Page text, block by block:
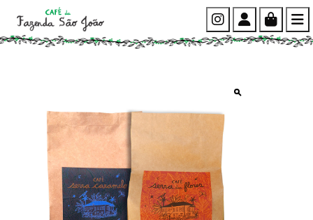
Instagram
Account
Cart